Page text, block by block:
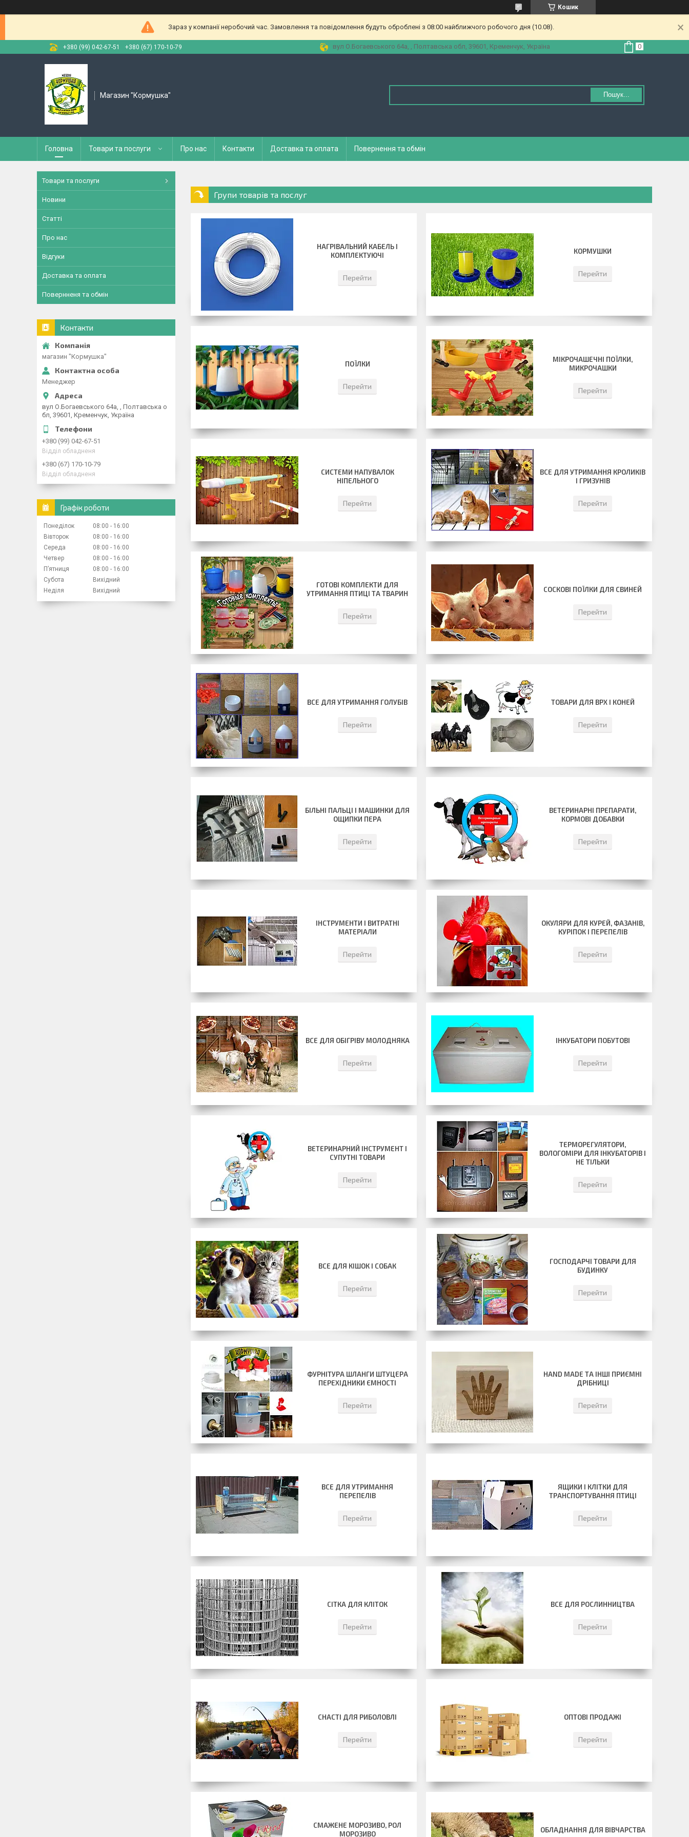
Кошик
Зараз у компанії неробочий час. Замовлення та повідомлення будуть оброблені з 08:00 найближчого робочого дня (10.08).
+380 (99) 042-67-51 +380 (67) 170-10-79 вул О.Богаевського 64а, , Полтавська обл, 39601, Кременчук, Україна
Магазин "Кормушка" Пошук...
Головна Товари та послуги Про нас Контакти Доставка та оплата Повернення та обмін
Групи товарів та послуг
НАГРІВАЛЬНИЙ КАБЕЛЬ І
КОМПЛЕКТУЮЧІ
Перейти
КОРМУШКИ
Перейти
ПОЇЛКИ
Перейти
МІКРОЧАШЕЧНІ ПОЇЛКИ,
МИКРОЧАШКИ
Перейти
СИСТЕМИ НАПУВАЛОК
НІПЕЛЬНОГО
Перейти
ВСЕ ДЛЯ УТРИМАННЯ КРОЛИКІВ
І ГРИЗУНІВ
Перейти
ГОТОВІ КОМПЛЕКТИ ДЛЯ
УТРИМАННЯ ПТИЦІ ТА ТВАРИН
Перейти
СОСКОВІ ПОЇЛКИ ДЛЯ СВИНЕЙ
Перейти
ВСЕ ДЛЯ УТРИМАННЯ ГОЛУБІВ
Перейти
ТОВАРИ ДЛЯ ВРХ І КОНЕЙ
Перейти
БІЛЬНІ ПАЛЬЦІ І МАШИНКИ ДЛЯ
ОЩИПКИ ПЕРА
Перейти
ВЕТЕРИНАРНІ ПРЕПАРАТИ,
КОРМОВІ ДОБАВКИ
Перейти
ІНСТРУМЕНТИ І ВИТРАТНІ
МАТЕРІАЛИ
Перейти
ОКУЛЯРИ ДЛЯ КУРЕЙ, ФАЗАНІВ,
КУРІПОК І ПЕРЕПЕЛІВ
Перейти
ВСЕ ДЛЯ ОБІГРІВУ МОЛОДНЯКА
Перейти
ІНКУБАТОРИ ПОБУТОВІ
Перейти
ВЕТЕРИНАРНИЙ ІНСТРУМЕНТ І
СУПУТНІ ТОВАРИ
Перейти
ТЕРМОРЕГУЛЯТОРИ,
ВОЛОГОМІРИ ДЛЯ ІНКУБАТОРІВ І
НЕ ТІЛЬКИ
Перейти
ВСЕ ДЛЯ КІШОК І СОБАК
Перейти
ГОСПОДАРЧІ ТОВАРИ ДЛЯ
БУДИНКУ
Перейти
ФУРНІТУРА ШЛАНГИ ШТУЦЕРА
ПЕРЕХІДНИКИ ЄМНОСТІ
Перейти
HAND MADE ТА ІНШІ ПРИЄМНІ
ДРІБНИЦІ
Перейти
ВСЕ ДЛЯ УТРИМАННЯ
ПЕРЕПЕЛІВ
Перейти
ЯЩИКИ І КЛІТКИ ДЛЯ
ТРАНСПОРТУВАННЯ ПТИЦІ
Перейти
СІТКА ДЛЯ КЛІТОК
Перейти
ВСЕ ДЛЯ РОСЛИННИЦТВА
Перейти
СНАСТІ ДЛЯ РИБОЛОВЛІ
Перейти
ОПТОВІ ПРОДАЖІ
Перейти
СМАЖЕНЕ МОРОЗИВО, РОЛ
МОРОЗИВО
ОБЛАДНАННЯ ДЛЯ ВІВЧАРСТВА
Товари та послуги
Новини
Статті
Про нас
Відгуки
Доставка та оплата
Повернненя та обмін
Контакти
магазин "Кормушка"
Менеджер
вул О.Богаевського 64а, , Полтавська о
бл, 39601, Кременчук, Україна
+380 (99) 042-67-51
Відділ обладненя
+380 (67) 170-10-79
Відділ обладненя
Графік роботи
Понеділок 08:00
16:00
Вівторок
08:00
16:00
Середа
08:00
16:00
Четвер
08:00
16:00
Пʼятниця
08:00
16:00
Субота
Вихідний
Неділя
Вихідний